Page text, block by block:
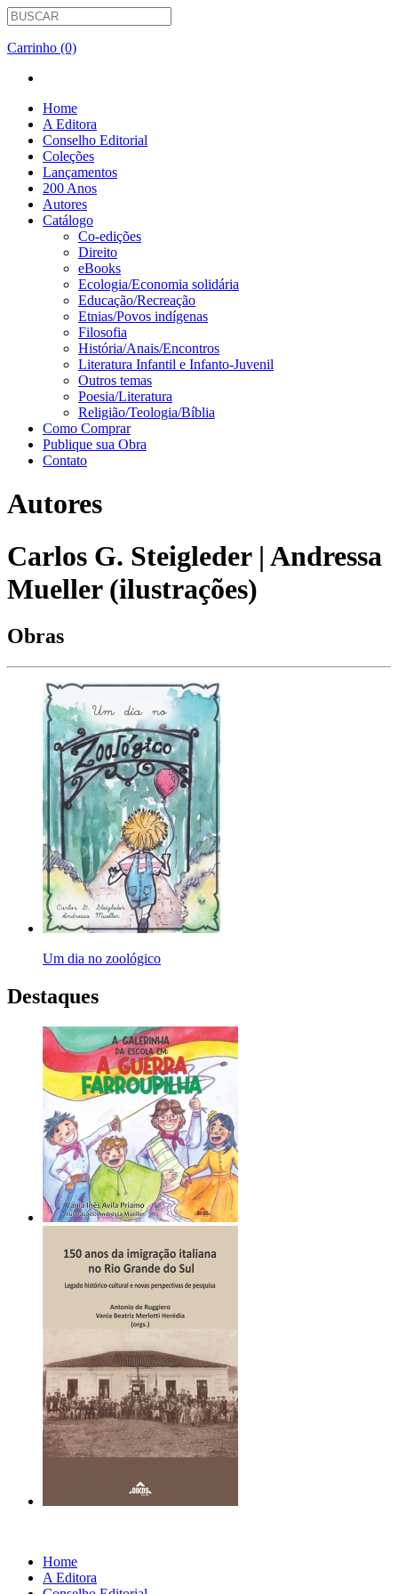
Carrinho (0)
Home
A Editora
Conselho Editorial
Coleções
Lançamentos
200 Anos
Autores
Catálogo
Co-edições
Direito
eBooks
Ecologia/Economia solidária
Educação/Recreação
Etnias/Povos indígenas
Filosofia
História/Anais/Encontros
Literatura Infantil e Infanto-Juvenil
Outros temas
Poesia/Literatura
Religião/Teologia/Bíblia
Como Comprar
Publique sua Obra
Contato
Autores
Carlos G. Steigleder | Andressa
Mueller (ilustrações)
Obras
Um dia no zoológico
Destaques
Home
A Editora